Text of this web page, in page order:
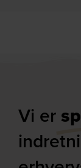
Vi er